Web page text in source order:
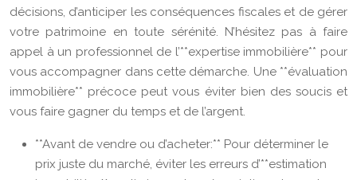
décisions, d’anticiper les conséquences fiscales et de gérer
votre patrimoine en toute sérénité. N’hésitez pas à faire
appel à un professionnel de l’**expertise immobilière** pour
vous accompagner dans cette démarche. Une **évaluation
immobilière** précoce peut vous éviter bien des soucis et
vous faire gagner du temps et de l’argent.
**Avant de vendre ou d’acheter:** Pour déterminer le
prix juste du marché, éviter les erreurs d’**estimation